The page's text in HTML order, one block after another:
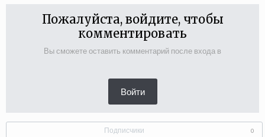
Пожалуйста, войдите, чтобы
комментировать
Вы сможете оставить комментарий после входа в
Войти
Подписчики 0